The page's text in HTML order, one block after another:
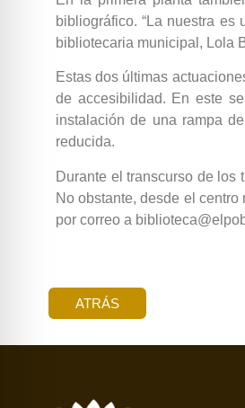
bibliográfico. “La nuestra
bibliotecaria municipal, Lola
Estas dos últimas
de accesibilidad. En este
instalación de una rampa
reducida.
Durante el transcurso de los
No obstante, desde el
por correo a
ATRÁS